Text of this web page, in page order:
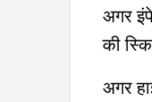
अगर
की
अगर